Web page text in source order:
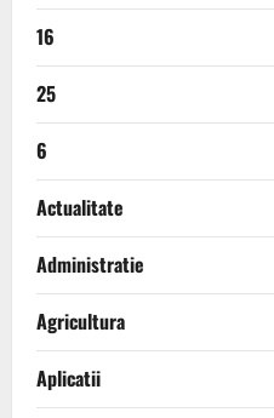
16
25
6
Actualitate
Administratie
Agricultura
Aplicatii